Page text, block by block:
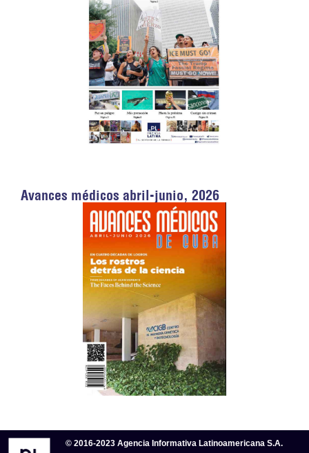
Avances médicos abril-junio, 2026
© 2016-2023 Agencia Informativa Latinoamericana S.A.